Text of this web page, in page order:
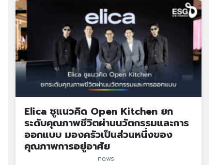
Elica ชูแนวคิด Open Kitchen ยก
ระดับคุณภาพชีวิตผ่านนวัตกรรมและการ
ออกแบบ มองครัวเป็นส่วนหนึ่งของ
คุณภาพการอยู่อาศัย
news